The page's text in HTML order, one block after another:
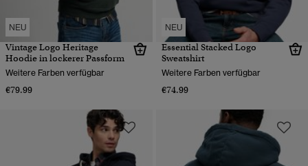
NEU
Vintage Logo Heritage
Hoodie in lockerer Passform
Weitere Farben verfügbar
€79.99
NEU
Essential Stacked Logo
Sweatshirt
Weitere Farben verfügbar
€74.99